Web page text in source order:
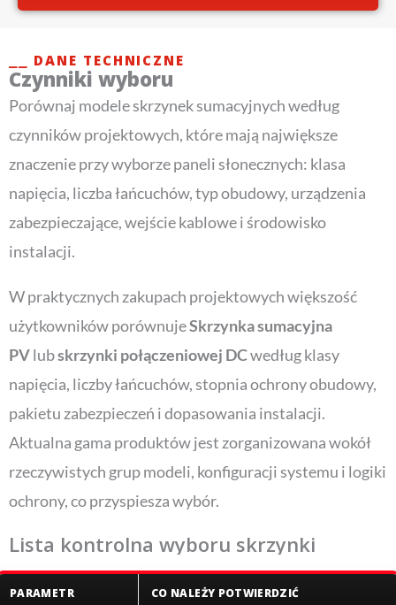
⎯⎯ DANE TECHNICZNE
Czynniki wyboru
Porównaj modele skrzynek sumacyjnych według
czynników projektowych, które mają największe
znaczenie przy wyborze paneli słonecznych: klasa
napięcia, liczba łańcuchów, typ obudowy, urządzenia
zabezpieczające, wejście kablowe i środowisko
instalacji.
W praktycznych zakupach projektowych większość
użytkowników porównujeSkrzynka sumacyjna
PVlubskrzynki połączeniowej DCwedług klasy
napięcia, liczby łańcuchów, stopnia ochrony obudowy,
pakietu zabezpieczeń i dopasowania instalacji.
Aktualna gama produktów jest zorganizowana wokół
rzeczywistych grup modeli, konfiguracji systemu i logiki
ochrony, co przyspiesza wybór.
Lista kontrolna wyboru skrzynki
sumacyjnej
PARAMETR CO NALEŻY POTWIERDZIĆ